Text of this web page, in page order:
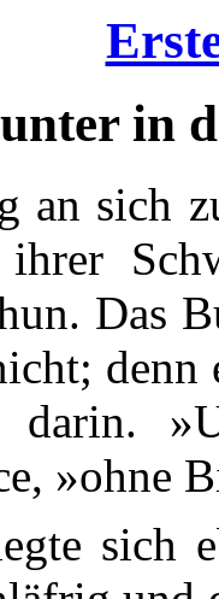
in
an sich
Das
denn
darin.
»ohne
sich